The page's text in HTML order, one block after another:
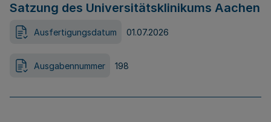
Satzung des Universitätsklinikums Aachen
Ausfertigungsdatum 01.07.2026
Ausgabennummer 198